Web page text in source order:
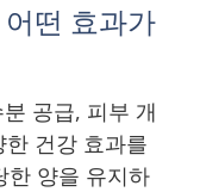
떤 효과가
공급, 피부 개
건강 효과를
한 양을 유지하